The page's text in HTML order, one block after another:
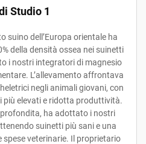
Studio 1
suino dell’Europa orientale ha
della densità ossea nei suinetti
i nostri integratori di magnesio
L’allevamento affrontava
negli animali giovani, con
più elevati e ridotta produttività.
ha adottato i nostri
suinetti più sani e una
veterinarie. Il proprietario